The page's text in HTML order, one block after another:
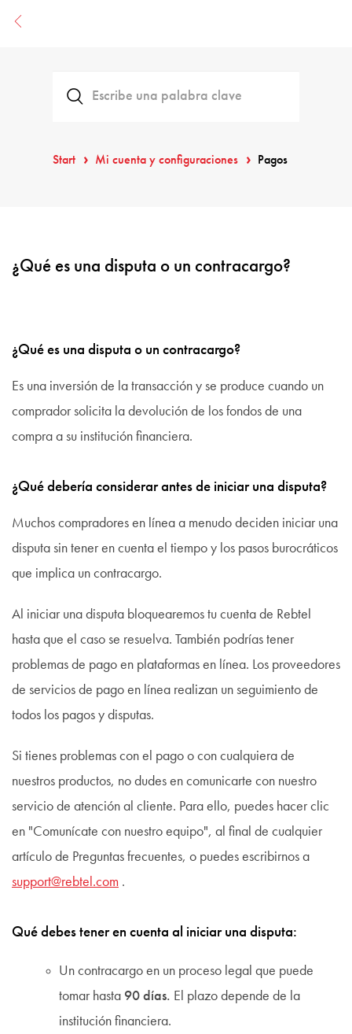
Start Mi cuenta y configuraciones Pagos
¿Qué es una disputa o un contracargo?
¿Qué es una disputa o un contracargo?
Es una inversión de la transacción y se produce cuando un
comprador solicita la devolución de los fondos de una
compra a su institución financiera.
¿Qué debería considerar antes de iniciar una disputa?
Muchos compradores en línea a menudo deciden iniciar una
disputa sin tener en cuenta el tiempo y los pasos burocráticos
que implica un contracargo.
Al iniciar una disputa bloquearemos tu cuenta de Rebtel
hasta que el caso se resuelva. También podrías tener
problemas de pago en plataformas en línea. Los proveedores
de servicios de pago en línea realizan un seguimiento de
todos los pagos y disputas.
Si tienes problemas con el pago o con cualquiera de
nuestros productos, no dudes en comunicarte con nuestro
servicio de atención al cliente. Para ello, puedes hacer clic
en "Comunícate con nuestro equipo", al final de cualquier
artículo de Preguntas frecuentes, o puedes escribirnos a
support@rebtel.com .
Qué debes tener en cuenta al iniciar una disputa:
Un contracargo en un proceso legal que puede
tomar hasta 90 días. El plazo depende de la
institución financiera.